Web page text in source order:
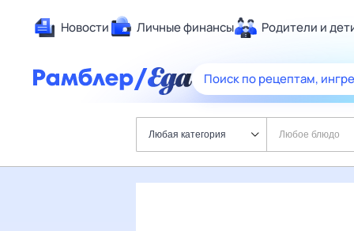
Новости Личные финансы Родители и
Здоровье
Развлечения и
Дом и уют
Карьера
Поиск по рецептам,
Любая категория Любое блюдо